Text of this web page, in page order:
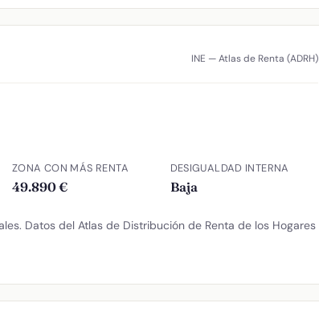
INE — Atlas de Renta (ADRH)
ZONA CON MÁS RENTA
49.890 €
DESIGUALDAD INTERNA
Baja
Datos del Atlas de Distribución de Renta de los Hogares